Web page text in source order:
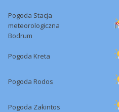
Pogoda Stacja
meteorologiczna
Bodrum
Pogoda Kreta
Pogoda Rodos
Pogoda Zakintos